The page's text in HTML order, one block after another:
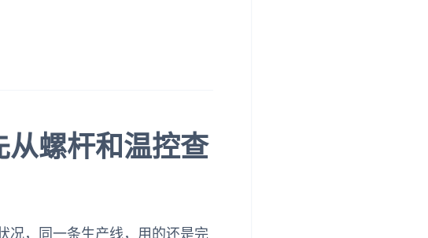
螺杆和温控查
况，同一条生产线，用的还是完